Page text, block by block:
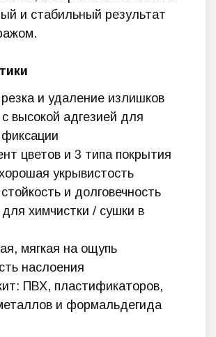
и стабильный результат
и удаление излишков
высокой адгезией для
цветов и 3 типа покрытия
укрывистость
и долговечность
химчистки / сушки в
мягкая на ощупь
наслоения
ПВХ, пластификаторов,
и формальдегида